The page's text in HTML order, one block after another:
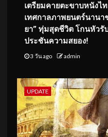
เตรียมคายตะขาบหนัง
เทศกาลภาพยนตร์นานา
ยา” ทุ่มสุดชีวิต โกนหัว
ประชันความสยอง!
3 วัน ago admin
UPDATE